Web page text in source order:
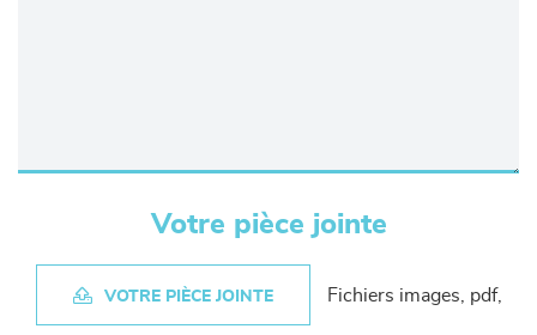
Votre pièce jointe
VOTRE PIÈCE JOINTE Fichiers images, pdf,